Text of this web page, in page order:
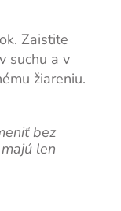
Zaistite
suchu a v
žiareniu.
bez
len